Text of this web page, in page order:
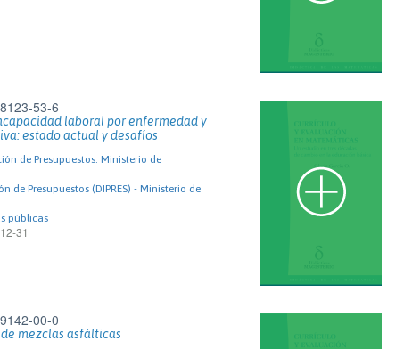
53-6
laboral por enfermedad y
estado actual y desafíos
de Presupuestos. Ministerio de
de Presupuestos (DIPRES) - Ministerio de
públicas
31
00-0
mezclas asfálticas